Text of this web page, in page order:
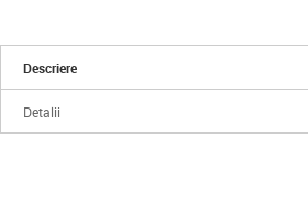
Descriere
Detalii